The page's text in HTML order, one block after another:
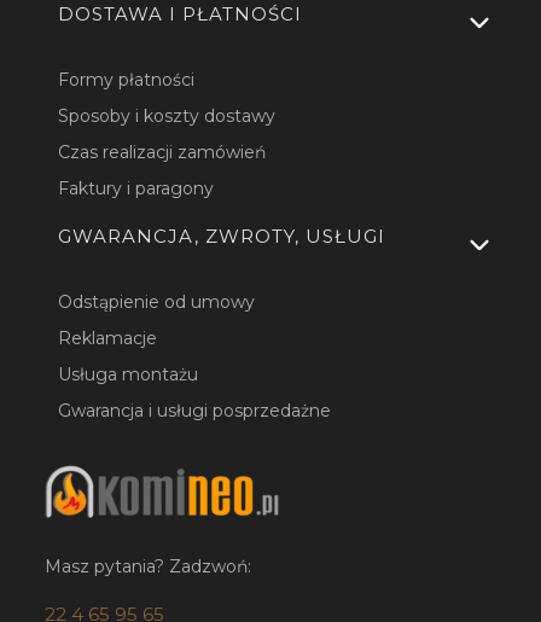
DOSTAWA I PŁATNOŚCI
Formy płatności
Sposoby i koszty dostawy
Czas realizacji zamówień
Faktury i paragony
GWARANCJA, ZWROTY, USŁUGI
Odstąpienie od umowy
Reklamacje
Usługa montażu
Gwarancja i usługi posprzedażne
Masz pytania? Zadzwoń:
22 4 65 95 65